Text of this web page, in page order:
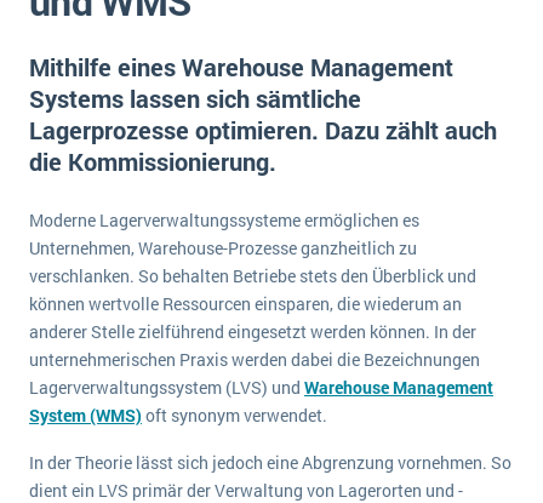
Vergleich
Auswahl
Einführung
Auswertung
Service und Wartung
E-commerce
Einzelhandel
Finanzen
Grosshandel
Handel
Health Care
IKT
Installation
Landwirtschaft
Maschinenbau
NGO
Die 4 Komponenten eines CRM-Systems
Was ist Data Mining? - Ein Leitfaden für Unternehmen
Mehr über ERP-Software
ERP Wissenszentrum
Über uns
DSGVO/GDPR
Impressum
Mithilfe eines Warehouse Management
Systems lassen sich sämtliche
Lagerprozesse optimieren. Dazu zählt auch
die Kommissionierung.
Moderne Lagerverwaltungssysteme ermöglichen es
Unternehmen, Warehouse-Prozesse ganzheitlich zu
verschlanken. So behalten Betriebe stets den Überblick und
können wertvolle Ressourcen einsparen, die wiederum an
anderer Stelle zielführend eingesetzt werden können. In der
unternehmerischen Praxis werden dabei die Bezeichnungen
Lagerverwaltungssystem (LVS) und Warehouse Management
System (WMS) oft synonym verwendet.
In der Theorie lässt sich jedoch eine Abgrenzung vornehmen. So
dient ein LVS primär der Verwaltung von Lagerorten und -